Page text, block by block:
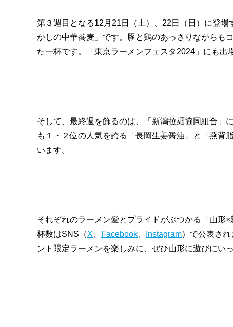
第３週目となる12月21日（土）、22日（日）に登
かしの中華蕎麦」です。豚と鶏のあっさりながらも
た一杯です。「東京ラーメンフェスタ2024」にも出
そして、最終週を飾るのは、「新潟拉麺協同組合」
も１・２位の人気を誇る「長岡生姜醤油」と「燕背
います。
それぞれのラーメン愛とプライドがぶつかる「山
杯数はSNS（X Facebook Instagram）で公表さ
ント限定ラーメンを楽しみに、ぜひ山形に遊びにい